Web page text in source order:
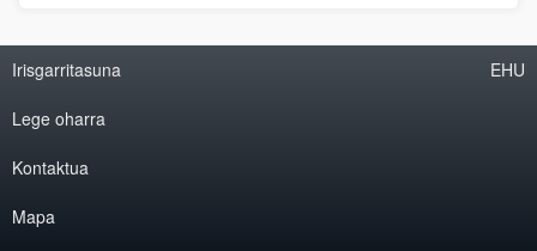
Irisgarritasuna
Lege oharra
Kontaktua
Mapa
EHU